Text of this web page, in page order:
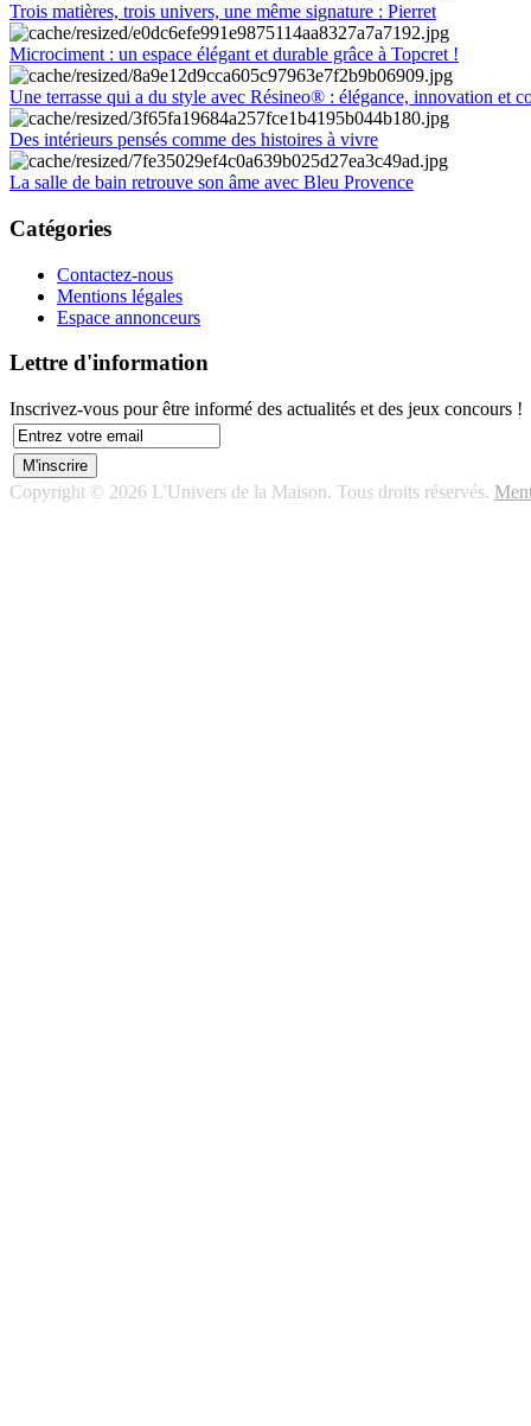
Trois matières, trois univers, une même signature : Pierret
Microciment : un espace élégant et durable grâce à Topcret !
Une terrasse qui a du style avec Résineo® : élégance, innovation et
Des intérieurs pensés comme des histoires à vivre
La salle de bain retrouve son âme avec Bleu Provence
Catégories
Contactez-nous
Mentions légales
Espace annonceurs
Lettre d'information
Inscrivez-vous pour être informé des actualités et des jeux concours !
Copyright © 2026 L'Univers de la Maison. Tous droits réservés.